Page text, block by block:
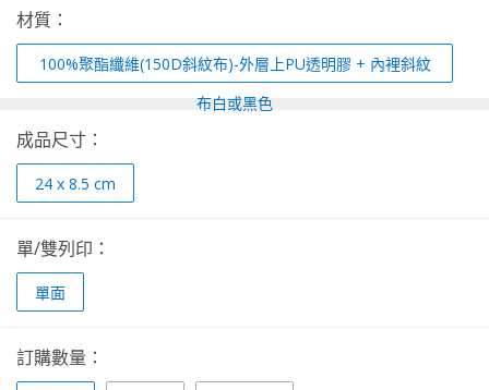
材質：
100%聚酯纖維(150D斜紋布)-外層上PU透明膠 + 內裡斜紋
布白或黑色
成品尺寸：
24 x 8.5 cm
單/雙列印：
單面
訂購數量：